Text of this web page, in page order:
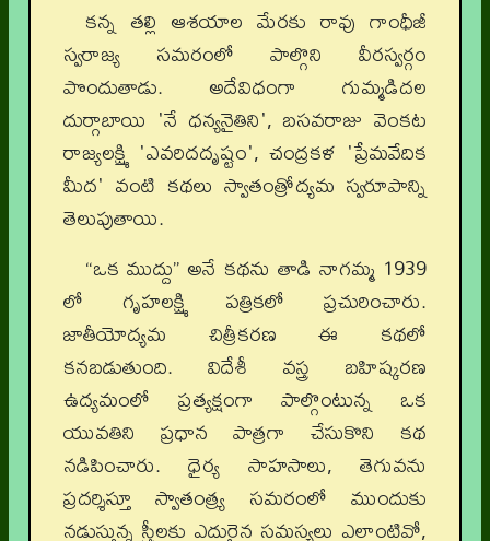
కన్న తల్లి ఆశయాల మేరకు రావు గాంధీజీ
స్వరాజ్య సమరంలో పాల్గొని వీరస్వర్గం
పొందుతాడు. అదేవిధంగా గుమ్మడిదల
దుర్గాబాయి 'నే ధన్యనైతిని', బసవరాజు వెంకట
రాజ్యలక్ష్మి 'ఎవరిదదృష్టం', చంద్రకళ 'ప్రేమవేదిక
మీద' వంటి కథలు స్వాతంత్రోద్యమ స్వరూపాన్ని
తెలుపుతాయి.
“ఒక ముద్దు” అనే కథను తాడి నాగమ్మ 1939
లో గృహలక్ష్మి పత్రికలో ప్రచురించారు.
జాతీయోద్యమ చిత్రీకరణ ఈ కథలో
కనబడుతుంది. విదేశీ వస్త్ర బహిష్కరణ
ఉద్యమంలో ప్రత్యక్షంగా పాల్గొంటున్న ఒక
యువతిని ప్రధాన పాత్రగా చేసుకొని కథ
నడిపించారు. ధైర్య సాహసాలు, తెగువను
ప్రదర్శిస్తూ స్వాతంత్ర్య సమరంలో ముందుకు
నడుస్తున్న స్త్రీలకు ఎదురైన సమస్యలు ఎలాంటివో,